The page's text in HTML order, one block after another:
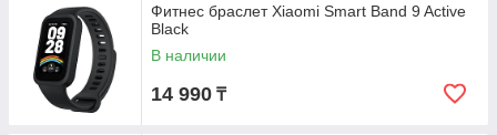
Фитнес браслет Xiaomi Smart Band 9 Active
Black
В наличии
14 990 ₸